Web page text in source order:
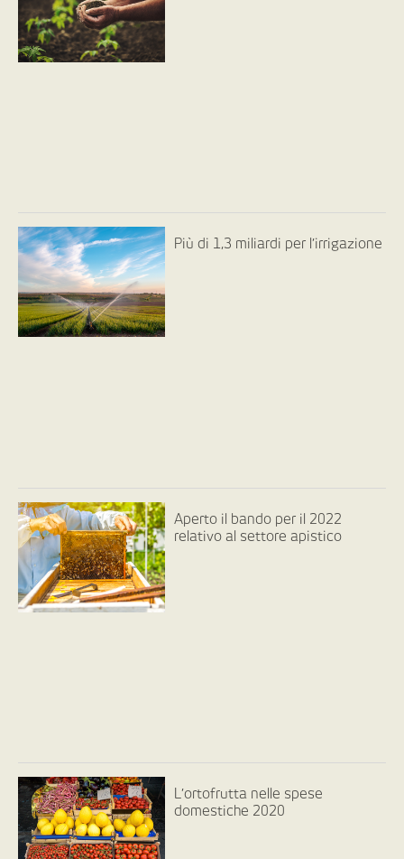
Più di 1,3 miliardi per l’irrigazione
Aperto il bando per il 2022
relativo al settore apistico
L’ortofrutta nelle spese
domestiche 2020